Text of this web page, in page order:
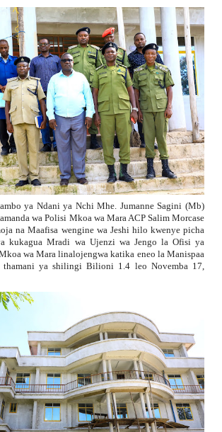
ya Ndani ya Nchi Mhe. Jumanne Sagini (Mb)
wa Polisi Mkoa wa Mara ACP Salim Morcase
na Maafisa wengine wa Jeshi hilo kwenye picha
kukagua Mradi wa Ujenzi wa Jengo la Ofisi ya
wa Mara linalojengwa katika eneo la Manispaa
thamani ya shilingi Bilioni 1.4 leo Novemba 17,